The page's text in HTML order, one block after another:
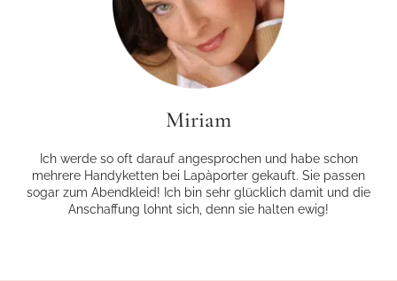
Miriam
Ich werde so oft darauf angesprochen und habe schon
mehrere Handyketten bei Lapàporter gekauft. Sie passen
sogar zum Abendkleid! Ich bin sehr glücklich damit und die
Anschaffung lohnt sich, denn sie halten ewig!